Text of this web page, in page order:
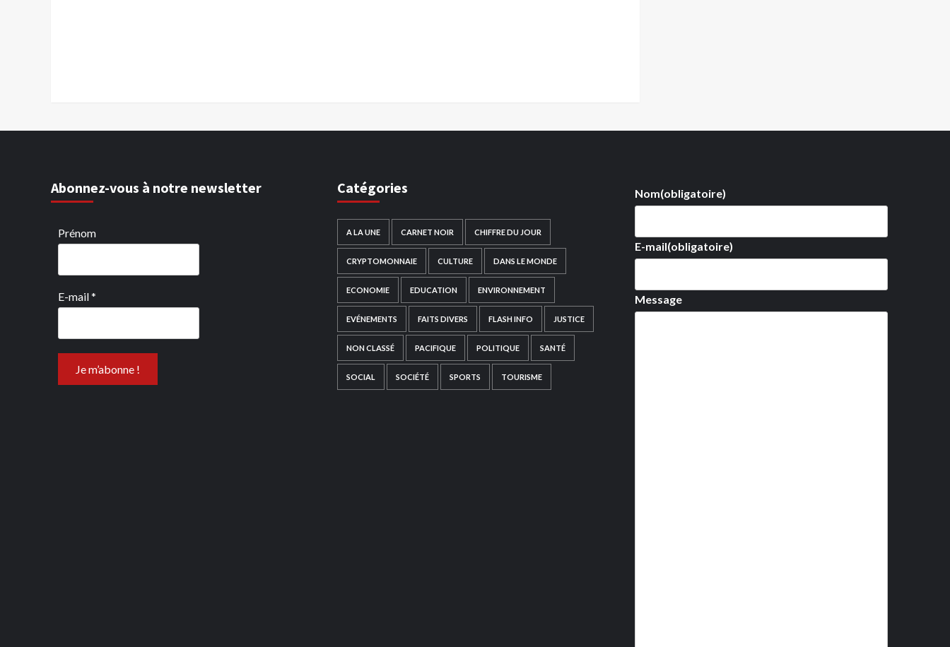
Abonnez-vous à notre newsletter
Prénom
E-mail*
Catégories
A LA UNE CARNET NOIR CHIFFRE DU JOUR
CRYPTOMONNAIE CULTURE DANS LE MONDE
ECONOMIE EDUCATION ENVIRONNEMENT
EVÉNEMENTS FAITS DIVERS FLASH INFO JUSTICE
NON CLASSÉ PACIFIQUE POLITIQUE SANTÉ
SOCIAL SOCIÉTÉ SPORTS TOURISME
Nom(obligatoire)
E-mail(obligatoire)
Message